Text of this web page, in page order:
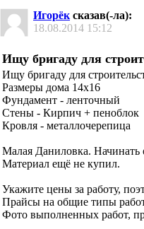
Игорёк сказав(-ла):
18.08.2014 15:12
Ищу бригаду для
Ищу бригаду для
Размеры дома 14х16
Фундамент - ленточный
Стены - Кирпич + пеноблок
Кровля - металлочерепица
Малая Даниловка. Начинать
Материал ещё не купил.
Укажите цены за работу,
Прайсы на общие типы
Фото выполненных работ,